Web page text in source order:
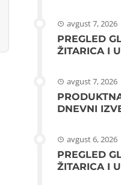
avgust 7, 2026
PREGLED
ŽITARICA I
avgust 7, 2026
DNEVNI
avgust 6, 2026
PREGLED
ŽITARICA I